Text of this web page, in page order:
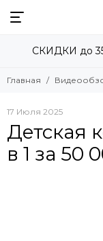
СКИДКИ до
Главная
17 Июля 2025
Детская
в 1 за 50